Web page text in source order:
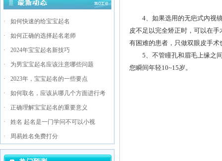
· 如何快速的给宝宝起名
· 如何正确的选择起名老师
· 2024年宝宝起名新技巧
· 为男宝宝起名应该注意哪些问题
· 2023年，宝宝起名的一些要点
· 如何取名，应该从哪几个方面进行考
· 正确理解宝宝起名的重要意义
· 姓名 起名是一门学问不可以小视
· 周易姓名免费打分
4、如果选用的无疤式內视镜
皮不足以完全矫正时，可以在
有困难的患者，只做双眼皮手
5、不管瞳孔和眉毛上缘之间
您瞬间年轻10~15岁。